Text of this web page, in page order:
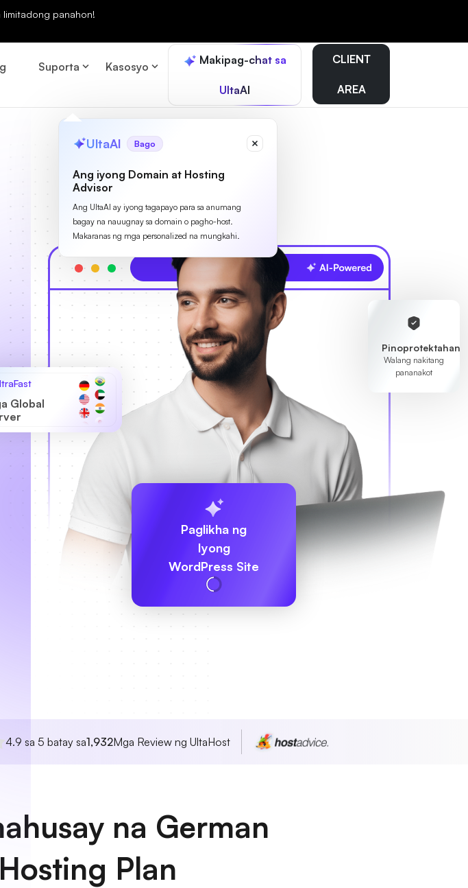
limitadong panahon!
Suporta Kasosyo Makipag-chat sa
UltaAI
UltaAI Bago
Ang iyong Domain at Hosting
Advisor
Ang UltaAI ay iyong tagapayo para sa anumang
bagay na nauugnay sa domain o pagho-host.
Makaranas ng mga personalized na mungkahi.
CLIENT
AREA
Pinoprotektahan
Walang nakitang
pananakot
Global
Paglikha ng
Iyong
WordPress Site
4.9 sa 5 batay sa1,932Mga Review ng UltaHost
na German
Plan